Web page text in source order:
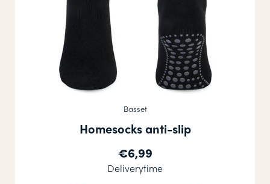
Basset
Homesocks anti-slip
€6,99
Deliverytime